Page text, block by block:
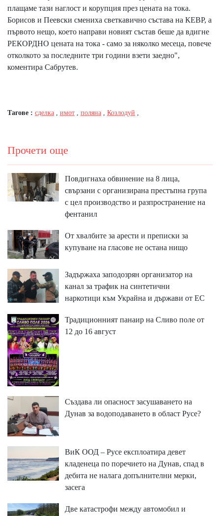
плащаме тази наглост и корупция през цената на тока.
Борисов и Пеевски смениха светкавично състава на КЕВР, а
първото нещо, което направи новият състав беше да вдигне
РЕКОРДНО цената на тока - само за няколко месеца, повече
отколкото за последните три години взети заедно",
коментира Сабрутев.
Тагове : сделка имот поляна Козлодуй
Прочети още
Повдигнаха обвинение на 8 лица,
свързани с организирана престъпна група
с цел производство и разпространение на
фентанил
От хвалбите за арести и преписки за
купуване на гласове не остана нищо
Задържаха заподозрян организатор на
канал за трафик на синтетични
наркотици към Украйна и държави от ЕС
Традиционният панаир на Сливо поле от
12 до 16 август
Създава ли опасност засушаването на
Дунав за водоподаването в област Русе?
ВиК ООД – Русе експлоатира девет
кладенеца по поречието на Дунав, спад в
дебита не налага допълнителни мерки,
засега
Две катастрофи между автомобил и